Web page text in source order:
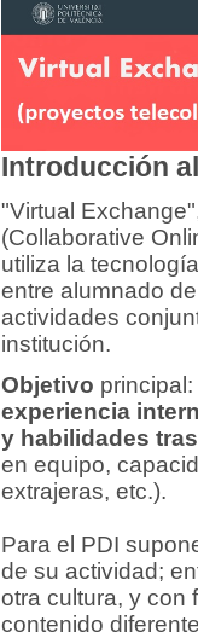
Introducción
"Virtual
(Collaborative
utiliza la
entre alumnado
actividades
institución.
Objetivo
experiencia
y habilidades
en equipo,
extrajeras, etc.).
Para el PDI
de su actividad;
otra cultura, y con
contenido